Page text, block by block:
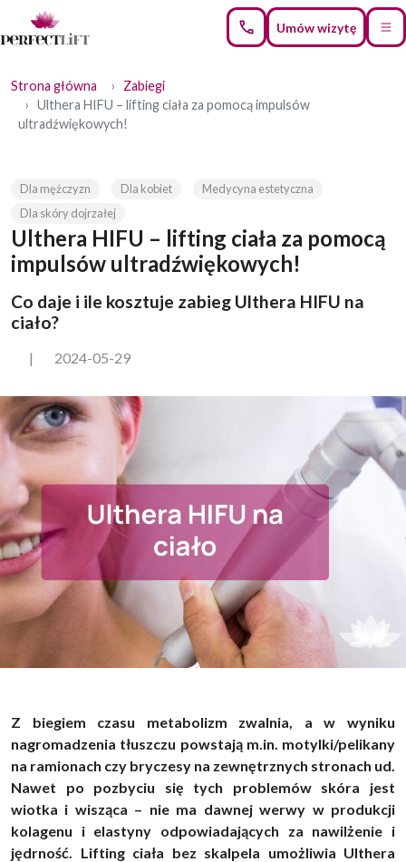
Umów wizytę
Strona główna
Zabiegi
Ulthera HIFU – lifting ciała za pomocą impulsów
ultradźwiękowych!
Dla mężczyzn Dla kobiet
Medycyna estetyczna
Dla skóry dojrzałej
Ulthera HIFU – lifting ciała za pomocą
impulsów ultradźwiękowych!
Co daje i ile kosztuje zabieg Ulthera HIFU na
ciało?
| 2024-05-29
Z biegiem czasu metabolizm zwalnia, a w wyniku
nagromadzenia tłuszczu powstają m.in. motylki/pelikany
na ramionach czy bryczesy na zewnętrznych stronach ud.
Nawet po pozbyciu się tych problemów skóra jest
wiotka i wisząca – nie ma dawnej werwy w produkcji
kolagenu i elastyny odpowiadających za nawilżenie i
jędrność. Lifting ciała bez skalpela umożliwia Ulthera